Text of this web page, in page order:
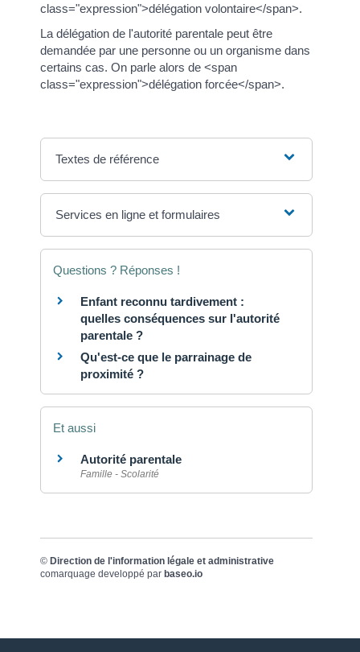
class="expression">délégation volontaire</span>.
La délégation de l'autorité parentale peut être
demandée par une personne ou un organisme dans
certains cas. On parle alors de <span
class="expression">délégation forcée</span>.
Textes de référence
Services en ligne et formulaires
Questions ? Réponses !
Enfant reconnu tardivement :
quelles conséquences sur l'autorité
parentale ?
Qu'est-ce que le parrainage de
proximité ?
Et aussi
Autorité parentale
Famille - Scolarité
© Direction de l'information légale et administrative
comarquage developpé par baseo.io